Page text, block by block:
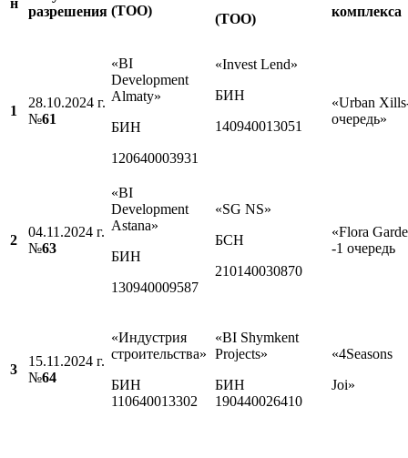
н
разрешения (ТОО)
(ТОО)
комплекса
1
28.10.2024 г.
№61
«BI
Development
Almaty»
БИН
120640003931
«Invest Lend»
БИН
140940013051
«Urban
очередь»
2
04.11.2024 г.
№63
«BI
Development
Astana»
БИН
130940009587
«SG NS»
БСН
210140030870
«Flora
-1 очередь
3
15.11.2024 г.
№64
«Индустрия
строительства»
БИН
110640013302
«BI Shymkent
Projects»
БИН
190440026410
«4Seasons
Joi»